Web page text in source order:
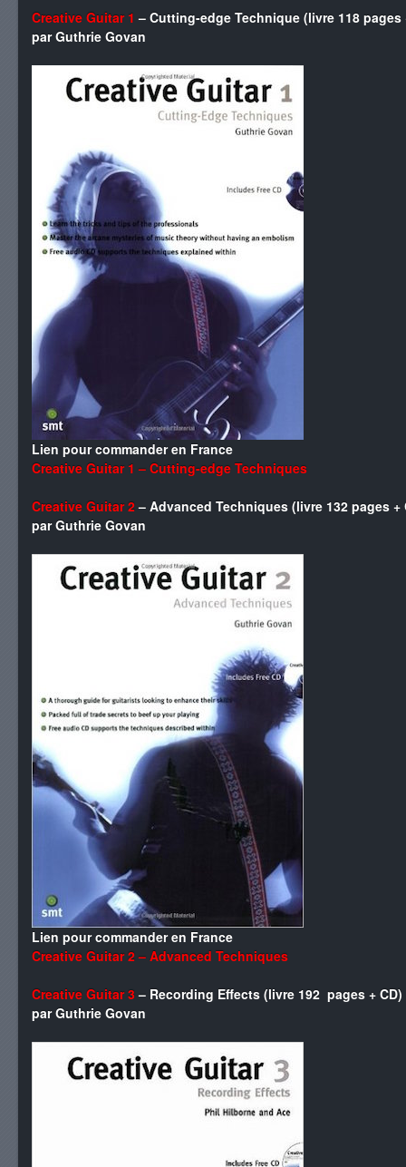
Creative Guitar 1 – Cutting-edge Technique (livre 118 pages
par Guthrie Govan
Lien pour commander en France
Creative Guitar 1 – Cutting-edge Techniques
Creative Guitar 2– Advanced Techniques (livre 132 pages +
par Guthrie Govan
Lien pour commander en France
Creative Guitar 2 – Advanced Techniques
Creative Guitar 3– Recording Effects (livre 192 pages + CD)
par Guthrie Govan